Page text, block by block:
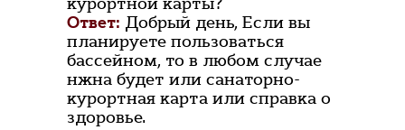
Ответ: Добрый день, Если вы
планируете пользоваться
бассейном, то в любом случае
нжна будет или санаторно-
курортная карта или справка о
здоровье.